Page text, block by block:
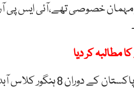
خصوصی تھے،آئی ایس پی
حکومت پاکستان نے چینی صدر شی جن پنگ